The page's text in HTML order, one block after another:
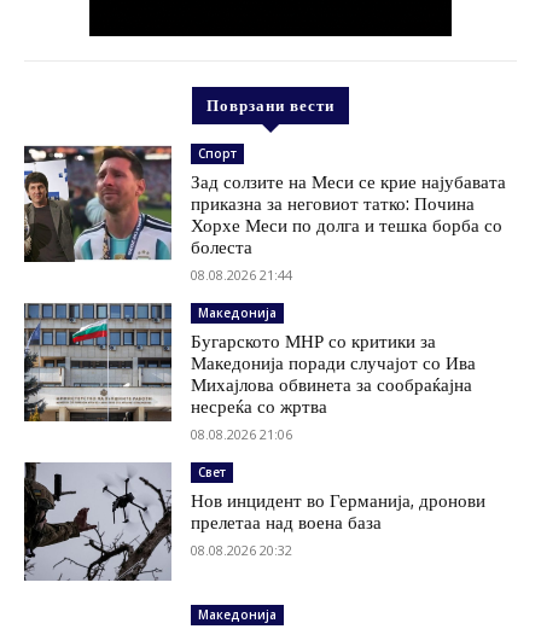
Поврзани вести
Спорт
Зад солзите на Меси се крие најубавата
приказна за неговиот татко: Почина
Хорхе Меси по долга и тешка борба со
болеста
08.08.2026 21:44
Македонија
Бугарското МНР со критики за
Македонија поради случајот со Ива
Михајлова обвинета за сообраќајна
несреќа со жртва
08.08.2026 21:06
Свет
Нов инцидент во Германија, дронови
прелетаа над воена база
08.08.2026 20:32
Македонија